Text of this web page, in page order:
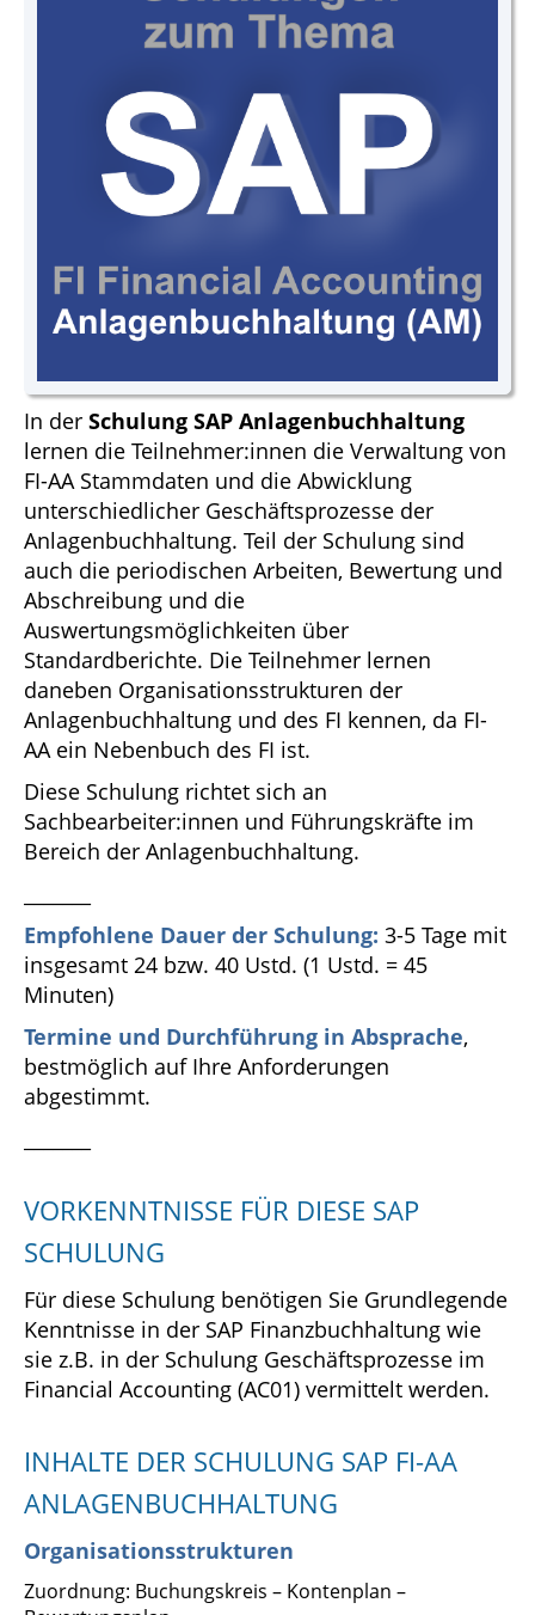
In der Schulung SAP Anlagenbuchhaltung
lernen die Teilnehmer:innen die Verwaltung von
FI-AA Stammdaten und die Abwicklung
unterschiedlicher Geschäftsprozesse der
Anlagenbuchhaltung. Teil der Schulung sind
auch die periodischen Arbeiten, Bewertung und
Abschreibung und die
Auswertungsmöglichkeiten über
Standardberichte. Die Teilnehmer lernen
daneben Organisationsstrukturen der
Anlagenbuchhaltung und des FI kennen, da FI-
AA ein Nebenbuch des FI ist.
Diese Schulung richtet sich an
Sachbearbeiter:innen und Führungskräfte im
Bereich der Anlagenbuchhaltung.
Empfohlene Dauer der Schulung: 3-5 Tage mit
insgesamt 24 bzw. 40 Ustd. (1 Ustd. = 45
Minuten)
Termine und Durchführung in Absprache,
bestmöglich auf Ihre Anforderungen
abgestimmt.
VORKENNTNISSE FÜR DIESE SAP
SCHULUNG
Für diese Schulung benötigen Sie Grundlegende
Kenntnisse in der SAP Finanzbuchhaltung wie
sie z.B. in der Schulung Geschäftsprozesse im
Financial Accounting (AC01) vermittelt werden.
INHALTE DER SCHULUNG SAP FI-AA
ANLAGENBUCHHALTUNG
Organisationsstrukturen
Zuordnung: Buchungskreis – Kontenplan –